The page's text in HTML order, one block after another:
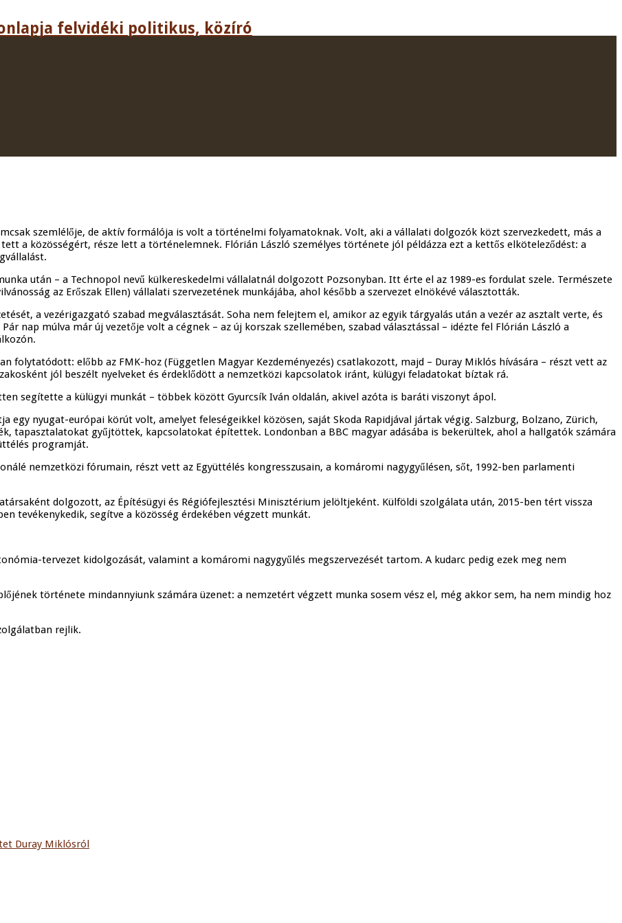
felvidéki politikus, közíró
szemlélője, de aktív formálója is volt a történelmi folyamatoknak. Volt, aki a vállalati dolgozók közt szervezkedett, más a
a közösségért, része lett a történelemnek. Flórián László személyes története jól példázza ezt a kettős elköteleződést: a
után – a Technopol nevű külkereskedelmi vállalatnál dolgozott Pozsonyban. Itt érte el az 1989-es fordulat szele. Természete
az Erőszak Ellen) vállalati szervezetének munkájába, ahol később a szervezet elnökévé választották.
a vezérigazgató szabad megválasztását. Soha nem felejtem el, amikor az egyik tárgyalás után a vezér az asztalt verte, és
nap múlva már új vezetője volt a cégnek – az új korszak szellemében, szabad választással – idézte fel Flórián László a
folytatódott: előbb az FMK-hoz (Független Magyar Kezdeményezés) csatlakozott, majd – Duray Miklós hívására – részt vett az
jól beszélt nyelveket és érdeklődött a nemzetközi kapcsolatok iránt, külügyi feladatokat bíztak rá.
segítette a külügyi munkát – többek között Gyurcsík Iván oldalán, akivel azóta is baráti viszonyt ápol.
egy nyugat-európai körút volt, amelyet feleségeikkel közösen, saját Skoda Rapidjával jártak végig. Salzburg, Bolzano, Zürich,
tapasztalatokat gyűjtöttek, kapcsolatokat építettek. Londonban a BBC magyar adásába is bekerültek, ahol a hallgatók számára
programját.
nemzetközi fórumain, részt vett az Együttélés kongresszusain, a komáromi nagygyűlésen, sőt, 1992-ben parlamenti
dolgozott, az Építésügyi és Régiófejlesztési Minisztérium jelöltjeként. Külföldi szolgálata után, 2015-ben tért vissza
tevékenykedik, segítve a közösség érdekében végzett munkát.
tervezet kidolgozását, valamint a komáromi nagygyűlés megszervezését tartom. A kudarc pedig ezek meg nem
története mindannyiunk számára üzenet: a nemzetért végzett munka sosem vész el, még akkor sem, ha nem mindig hoz
rejlik.
Duray Miklósról